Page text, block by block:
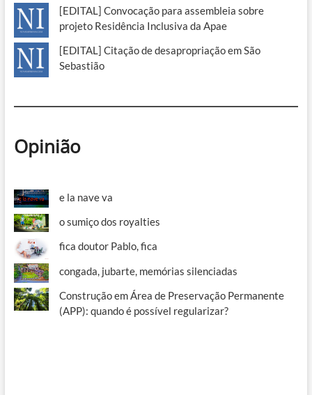
[EDITAL] Convocação para assembleia sobre
projeto Residência Inclusiva da Apae
[EDITAL] Citação de desapropriação em São
Sebastião
Opinião
e la nave va
o sumiço dos royalties
fica doutor Pablo, fica
congada, jubarte, memórias silenciadas
Construção em Área de Preservação Permanente
(APP): quando é possível regularizar?